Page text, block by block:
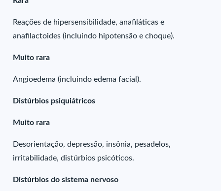
Reações de hipersensibilidade, anafiláticas e
anafilactoides (incluindo hipotensão e choque).
Muito rara
Angioedema (incluindo edema facial).
Distúrbios psiquiátricos
Muito rara
Desorientação, depressão, insônia, pesadelos,
irritabilidade, distúrbios psicóticos.
Distúrbios do sistema nervoso